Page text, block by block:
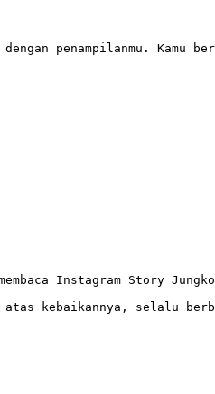
dengan penampilanmu.
Instagram Story
atas kebaikannya, selalu